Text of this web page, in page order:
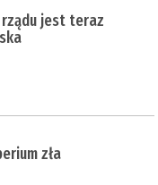
jest teraz
zła